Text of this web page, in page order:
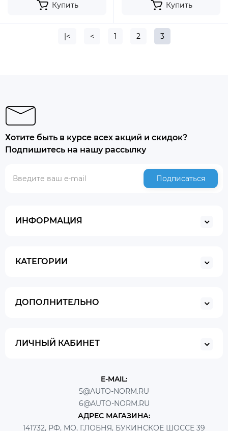
Купить Купить
|< < 1 2 3
Хотите быть в курсе всех акций и скидок?
Подпишитесь на нашу рассылку
Подписаться
ИНФОРМАЦИЯ
КАТЕГОРИИ
ДОПОЛНИТЕЛЬНО
ЛИЧНЫЙ КАБИНЕТ
E-MAIL:
5@AUTO-NORM.RU
6@AUTO-NORM.RU
АДРЕС МАГАЗИНА:
141732, РФ, МО, Г.ЛОБНЯ, БУКИНСКОЕ ШОССЕ 39